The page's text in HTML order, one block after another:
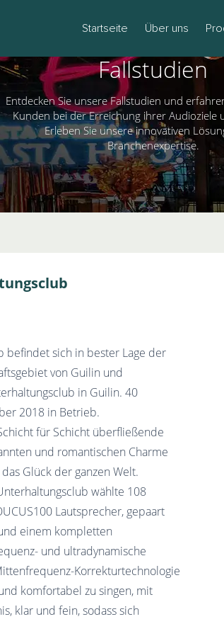
Startseite Über uns
Fallstudien
Entdecken Sie unsere Fallstudien und
Kunden bei der Erreichung ihrer Audioziele
Erleben Sie unsere innovativen
Branchenexpertise.
befindet sich in bester Lage der
von Guilin und
in Guilin. 40
2018 in Betrieb.
für Schicht überfließende
und romantischen Charme
Glück der ganzen Welt.
wählte 108
Lautsprecher, gepaart
einem kompletten
und ultradynamische
Korrekturtechnologie
komfortabel zu singen, mit
klar und fein, sodass sich